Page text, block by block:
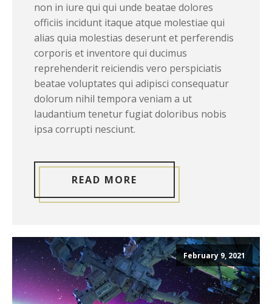
non in iure qui qui unde beatae dolores
officiis incidunt itaque atque molestiae qui
alias quia molestias deserunt et perferendis
corporis et inventore qui ducimus
reprehenderit reiciendis vero perspiciatis
beatae voluptates qui adipisci consequatur
dolorum nihil tempora veniam a ut
laudantium tenetur fugiat doloribus nobis
ipsa corrupti nesciunt.
READ MORE
February 9, 2021